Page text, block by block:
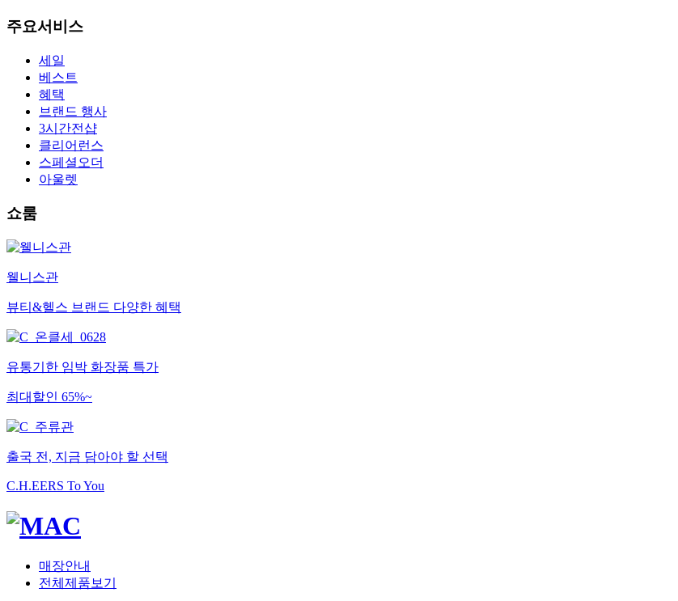
주요서비스
세일
베스트
혜택
브랜드 행사
3시간전샵
클리어런스
스페셜오더
아울렛
쇼룸
웰니스관
뷰티&헬스 브랜드 다양한 혜택
유통기한 임박 화장품 특가
최대할인 65%~
출국 전, 지금 담아야 할 선택
C.H.EERS To You
매장안내
전체제품보기